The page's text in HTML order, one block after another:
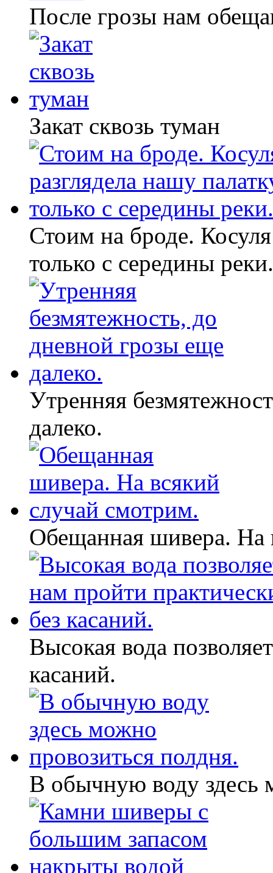
После грозы нам
Закат сквозь туман
Стоим на броде.
только с середины реки.
Утренняя
далеко.
Обещанная шивера. На
Высокая вода
касаний.
В обычную воду здесь